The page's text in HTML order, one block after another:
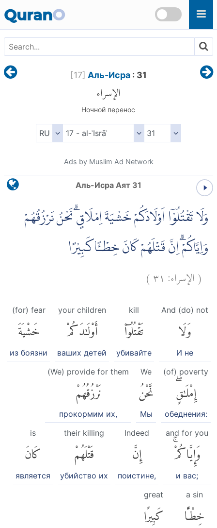
QuranO
[17] Аль-Исра: 31
الإسراء
Ночной перенос
Ads by Muslim Ad Network
Аль-Исра Аят 31
وَلَا تَقْتُلُوْٓا اَوْلَادَكُمْ خَشْيَةَ اِمْلَاقٍۗ نَحْنُ نَرْزُقُهُمْ
وَاِيَّاكُمْۗ اِنَّ قَتْلَهُمْ كَانَ خِطْـًٔا كَبِيْرًا
(الإسراء: ٣١)
And (do) not
وَلَا
И не
kill
تَقْتُلُوٓا۟
убивайте
your children
أَوْلَٰدَكُمْ
ваших детей
(for) fear
خَشْيَةَ
из боязни
(of) poverty
إِمْلَٰقٍۖ
обеднения:
We
نَّحْنُ
Мы
(We) provide for them
نَرْزُقُهُمْ
прокормим их,
and for you
وَإِيَّاكُمْۚ
и вас;
Indeed
إِنَّ
поистине,
their killing
قَتْلَهُمْ
убийство их
is
كَانَ
является
a sin
خِطْـًٔا
great
كَبِيرًا